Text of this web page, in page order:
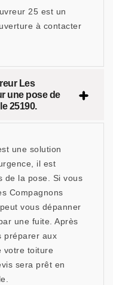
25 est un
à contacter
Les
une pose de
25190.
une solution
il est
de la pose. Si vous
Compagnons
vous dépanner
une fuite. Après
préparer aux
votre toiture
sera prêt en